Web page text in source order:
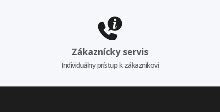
Zákaznícky servis
Individuálny prístup k zákazníkovi